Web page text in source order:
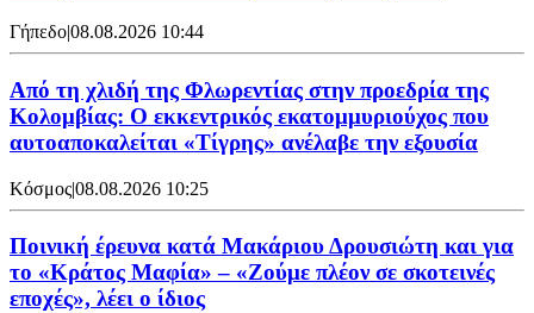
Γήπεδο|08.08.2026 10:44
Από τη χλιδή της Φλωρεντίας στην προεδρία της
Κολομβίας: Ο εκκεντρικός εκατομμυριούχος που
αυτοαποκαλείται «Τίγρης» ανέλαβε την εξουσία
Κόσμος|08.08.2026 10:25
Ποινική έρευνα κατά Μακάριου Δρουσιώτη και για
το «Κράτος Μαφία» – «Ζούμε πλέον σε σκοτεινές
εποχές», λέει ο ίδιος